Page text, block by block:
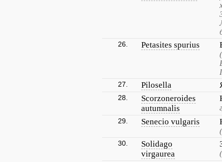
26. Petasites spurius
27. Pilosella
28.
Scorzoneroides
autumnalis
29. Senecio vulgaris
30.
Solidago
virgaurea